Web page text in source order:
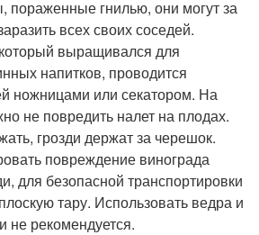
пораженные гнилью, они могут за
всех своих соседей.
выращивался для
напитков, проводится
ножницами или секатором. На
не повредить налет на плодах.
грозди держат за черешок.
повреждение винограда
для безопасной транспортировки
тару. Использовать ведра и
не рекомендуется.